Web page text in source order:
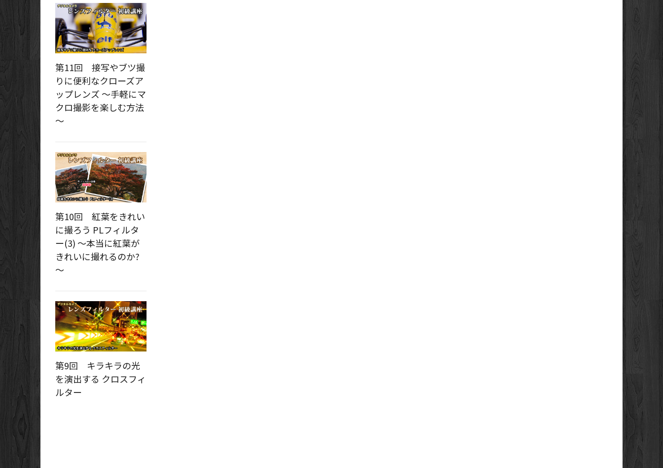
第11回 接写やブツ撮
りに便利なクローズア
ップレンズ ～手軽にマ
クロ撮影を楽しむ方法
～
第10回 紅葉をきれい
に撮ろう PLフィルタ
ー(3) ～本当に紅葉が
きれいに撮れるのか?
～
第9回 キラキラの光
を演出する クロスフィ
ルター